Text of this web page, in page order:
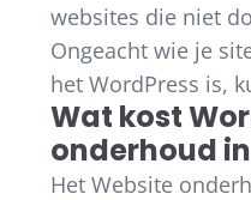
websites die niet
Ongeacht wie je
het WordPress is,
Wat kost
onderhoud
Het Website